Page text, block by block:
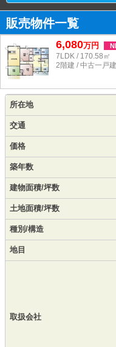
販売物件一覧
6,080万円
7LDK / 170.58㎡
2階建 / 中古一戸
所在地
交通
価格
築年数
建物面積/坪数
土地面積/坪数
種別/構造
地目
取扱会社